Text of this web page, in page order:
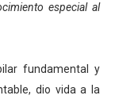
especial al
fundamental y
dio vida a la